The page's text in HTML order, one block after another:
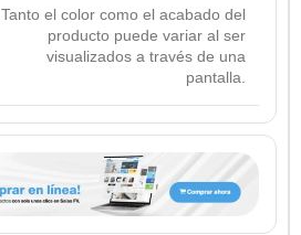
Tanto el color como el acabado del
producto puede variar al ser
visualizados a través de una
pantalla.